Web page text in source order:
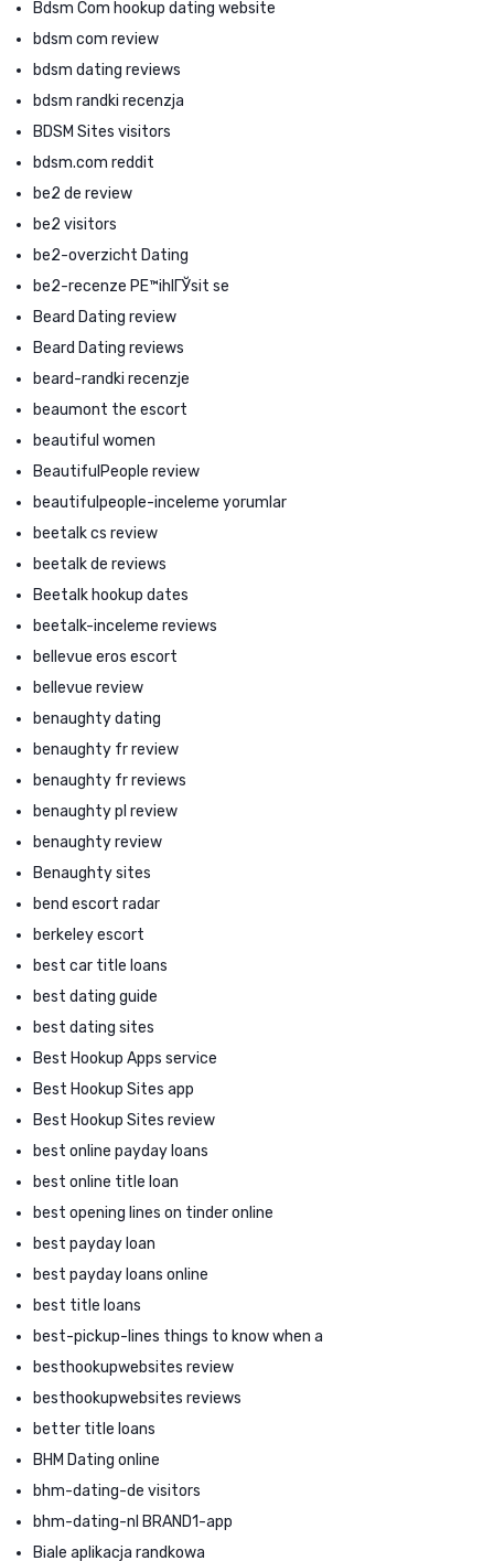
Bdsm Com hookup dating website
bdsm com review
bdsm dating reviews
bdsm randki recenzja
BDSM Sites visitors
bdsm.com reddit
be2 de review
be2 visitors
be2-overzicht Dating
be2-recenze PЕ™ihlГЎsit se
Beard Dating review
Beard Dating reviews
beard-randki recenzje
beaumont the escort
beautiful women
BeautifulPeople review
beautifulpeople-inceleme yorumlar
beetalk cs review
beetalk de reviews
Beetalk hookup dates
beetalk-inceleme reviews
bellevue eros escort
bellevue review
benaughty dating
benaughty fr review
benaughty fr reviews
benaughty pl review
benaughty review
Benaughty sites
bend escort radar
berkeley escort
best car title loans
best dating guide
best dating sites
Best Hookup Apps service
Best Hookup Sites app
Best Hookup Sites review
best online payday loans
best online title loan
best opening lines on tinder online
best payday loan
best payday loans online
best title loans
best-pickup-lines things to know when a
besthookupwebsites review
besthookupwebsites reviews
better title loans
BHM Dating online
bhm-dating-de visitors
bhm-dating-nl BRAND1-app
Biale aplikacja randkowa